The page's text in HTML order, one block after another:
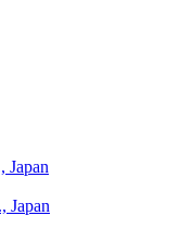
Japan
Japan